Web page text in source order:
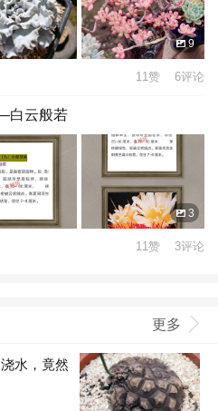
9
11赞 6评论
白云般若
3
11赞 3评论
更多
水，竟然